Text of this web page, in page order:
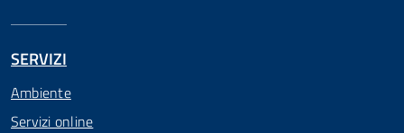
SERVIZI
Ambiente
Servizi online